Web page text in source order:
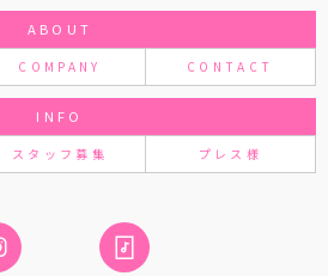
ABOUT
COMPANY CONTACT
INFO
スタッフ募集 プレス様